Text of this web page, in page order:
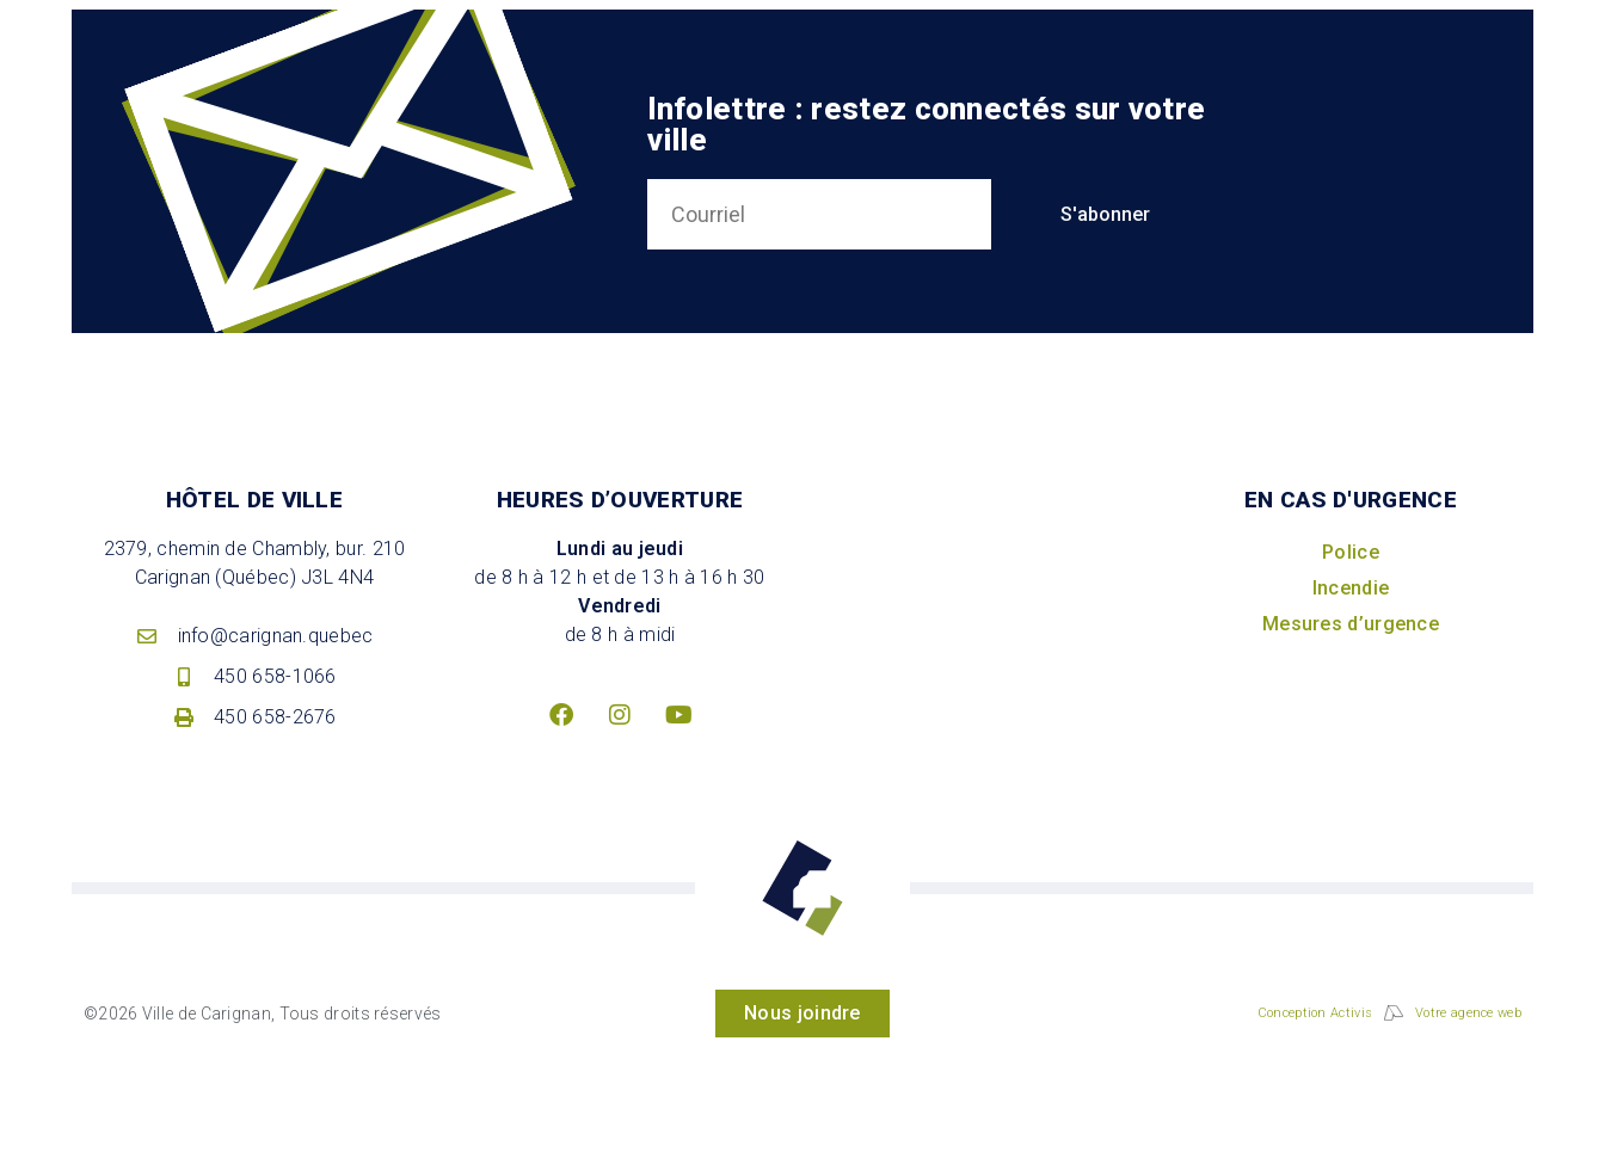
Infolettre : restez connectés sur votre
ville
S'abonner
HÔTEL DE VILLE
2379, chemin de Chambly, bur. 210
Carignan (Québec) J3L 4N4
info@carignan.quebec
450 658-1066
450 658-2676
HEURES D’OUVERTURE
Lundi au jeudi
de 8 h à 12 h et de 13 h à 16 h 30
Vendredi
de 8 h à midi
EN CAS D'URGENCE
Police
Incendie
Mesures d’urgence
©2026 Ville de Carignan, Tous droits réservés Nous joindre Conception Activis Votre agence web